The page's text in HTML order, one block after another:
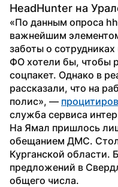
HeadHunter на
«По данным опроса
важнейшим
заботы о
ФО хотели бы, чтобы
соцпакет. Однако в
рассказали, что на
полис», —
служба сервиса
На Ямал пришлось
обещанием ДМС.
Курганской области.
предложений в
общего числа.